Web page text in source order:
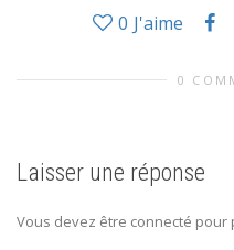
0 J'aime
0
Laisser une réponse
Vous devez être connecté pour